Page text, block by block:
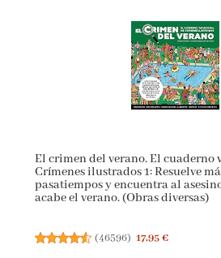
El crimen del verano. El cuaderno
Crímenes ilustrados 1: Resuelve
pasatiempos y encuentra al
acabe el verano. (Obras diversas)
(46596) 17,95 €